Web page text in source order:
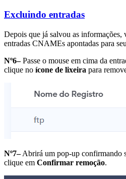
Excluindo entradas
Depois que já salvou as informações,
entradas CNAMEs apontadas para
Nº6–Passe o mouse em cima da
clique no ícone de lixeira para
Nº7–Abrirá um pop-up confirmando
clique em Confirmar remoção.